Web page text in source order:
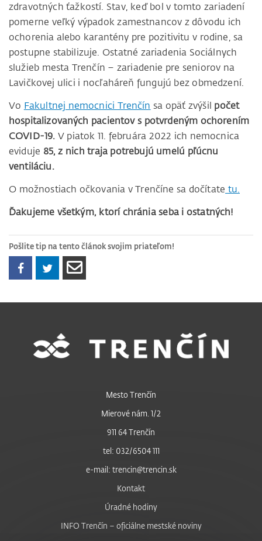
zdravotných ťažkostí. Stav, keď bol v tomto zariadení
pomerne veľký výpadok zamestnancov z dôvodu ich
ochorenia alebo karantény pre pozitivitu v rodine, sa
postupne stabilizuje. Ostatné zariadenia Sociálnych
služieb mesta Trenčín – zariadenie pre seniorov na
Lavičkovej ulici i nocľaháreň fungujú bez obmedzení.
Vo Fakultnej nemocnici Trenčín sa opäť zvýšil počet
hospitalizovaných pacientov s potvrdeným ochorením
COVID-19. V piatok 11. februára 2022 ich nemocnica
eviduje 85, z nich traja potrebujú umelú pľúcnu
ventiláciu.
O možnostiach očkovania v Trenčíne sa dočítate tu.
Ďakujeme všetkým, ktorí chránia seba i ostatných!
Pošlite tip na tento článok svojim priateľom!
Mesto Trenčín
Mierové nám. 1/2
911 64 Trenčín
tel: 032/6504 111
e-mail: trencin@trencin.sk
Kontakt
Úradné hodiny
INFO Trenčín – oficiálne mestské noviny